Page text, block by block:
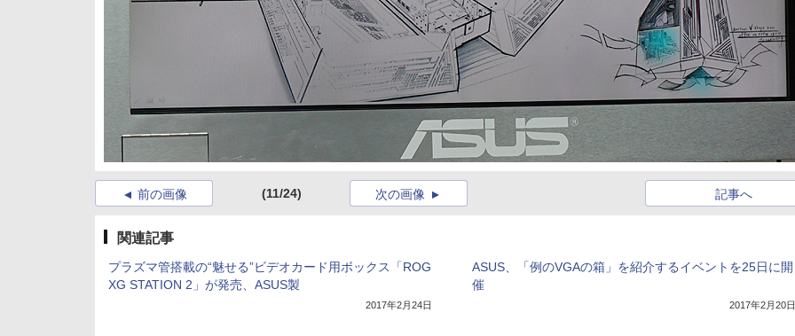
前の画像 (11/24) 次の画像 記事へ
関連記事
プラズマ管搭載の“魅せる”ビデオカード用ボックス「ROG
XG STATION 2」が発売、ASUS製
2017年2月24日
ASUS、「例のVGAの箱」を紹介するイベントを25日に開
催
2017年2月20日